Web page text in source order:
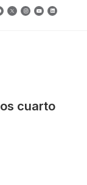
cuarto